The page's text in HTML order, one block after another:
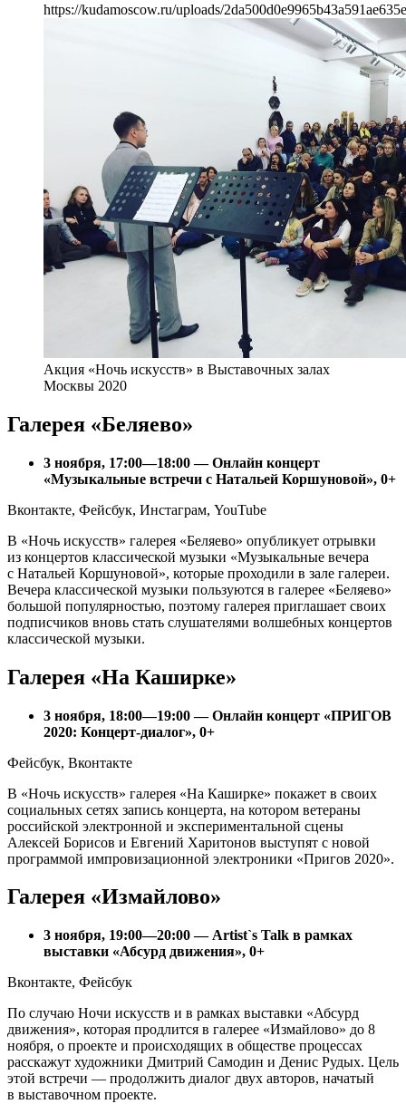
https://kudamoscow.ru/uploads/
Акция «Ночь искусств» в Выставочных залах
Москвы 2020
Галерея «Беляево»
3 ноября, 17:00—18:00 — Онлайн концерт
«Музыкальные встречи с Натальей Коршуновой», 0+
Вконтакте, Фейсбук, Инстаграм, YouTube
В «Ночь искусств» галерея «Беляево» опубликует отрывки
из концертов классической музыки «Музыкальные вечера
с Натальей Коршуновой», которые проходили в зале галереи.
Вечера классической музыки пользуются в галерее «Беляево»
большой популярностью, поэтому галерея приглашает своих
подписчиков вновь стать слушателями волшебных концертов
классической музыки.
Галерея «На Каширке»
3 ноября, 18:00—19:00 — Онлайн концерт «ПРИГОВ
2020: Концерт-диалог», 0+
Фейсбук, Вконтакте
В «Ночь искусств» галерея «На Каширке» покажет в своих
социальных сетях запись концерта, на котором ветераны
российской электронной и экспериментальной сцены
Алексей Борисов и Евгений Харитонов выступят с новой
программой импровизационной электроники «Пригов 2020».
Галерея «Измайлово»
3 ноября, 19:00—20:00 — Artist`s Talk в рамках
выставки «Абсурд движения», 0+
Вконтакте, Фейсбук
По случаю Ночи искусств и в рамках выставки «Абсурд
движения», которая продлится в галерее «Измайлово» до 8
ноября, о проекте и происходящих в обществе процессах
расскажут художники Дмитрий Самодин и Денис Рудых. Цель
этой встречи — продолжить диалог двух авторов, начатый
в выставочном проекте.